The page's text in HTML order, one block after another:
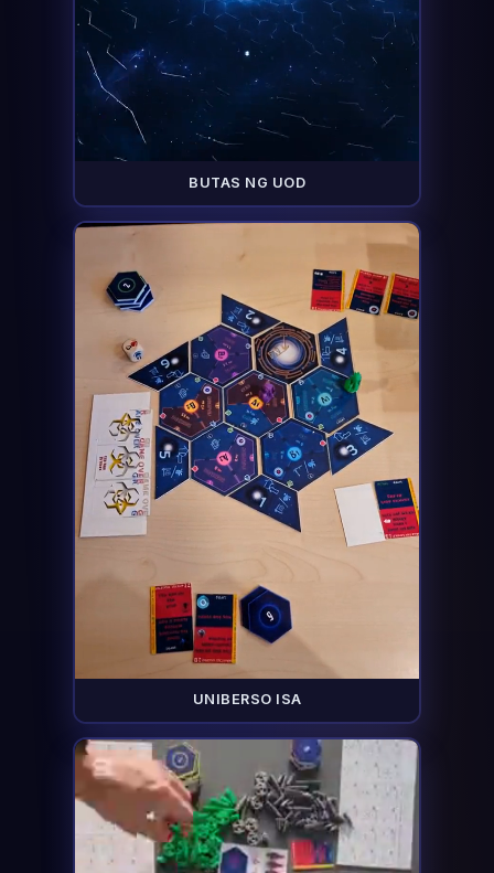
BUTAS NG UOD
UNIBERSO ISA